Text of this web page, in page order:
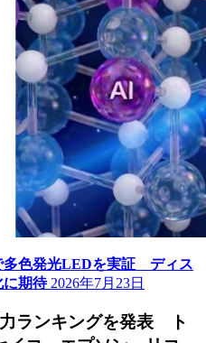
多色発光LEDを実証 ディス
に期待 2026年7月23日
ランキングを発表 ト